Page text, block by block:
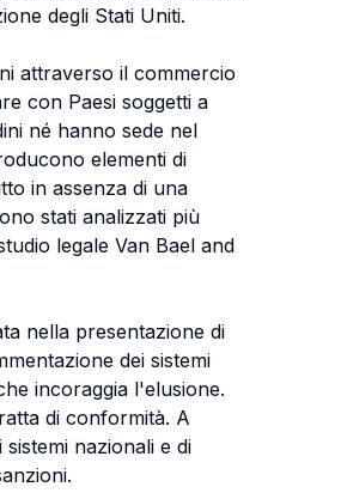
degli Stati Uniti.
attraverso il commercio
con Paesi soggetti a
né hanno sede nel
elementi di
in assenza di una
stati analizzati più
legale Van Bael and
nella presentazione di
dei sistemi
incoraggia l'elusione.
di conformità. A
nazionali e di